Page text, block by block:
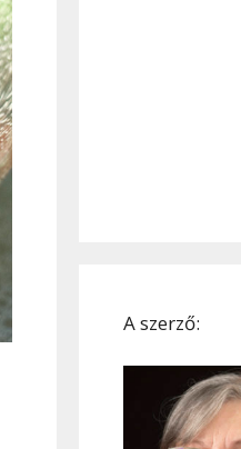
A szerző: